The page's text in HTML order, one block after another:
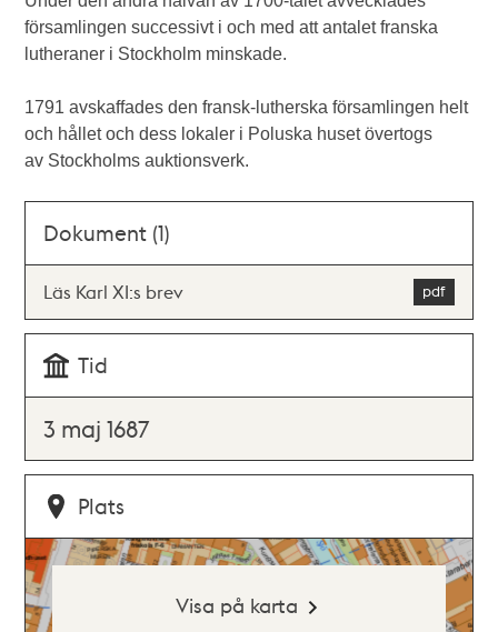
församlingen successivt i och med att antalet franska
lutheraner i Stockholm minskade.
1791 avskaffades den fransk-lutherska församlingen helt
och hållet och dess lokaler i Poluska huset övertogs
av Stockholms auktionsverk.
Dokument (1)
Läs Karl XI:s brev
Tid
3 maj 1687
Plats
Visa på karta